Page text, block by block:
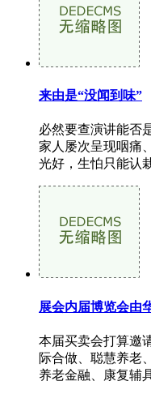
来由是“没闻到味”
必然要查演讲能否
家人屡次呈现咽痛
光好，生怕只能认
展会内届博览会由
本届买卖会打算邀
际合做、聪慧养老
养老金融、康复辅